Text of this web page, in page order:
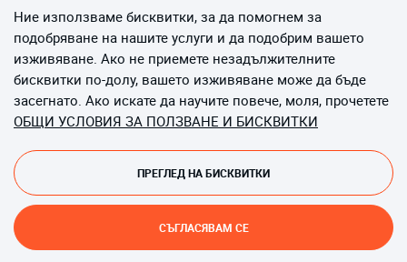
Copyright © 2013-до момента Magento, Inc. Всички права
Онлайн магазин от
Ние използваме бисквитки, за да помогнем за
подобряване на нашите услуги и да подобрим вашето
изживяване. Ако не приемете незадължителните
бисквитки по-долу, вашето изживяване може да бъде
засегнато. Ако искате да научите повече, моля, прочетете
ОБЩИ УСЛОВИЯ ЗА ПОЛЗВАНЕ И БИСКВИТКИ
СЪГЛАСЯВАМ СЕ
ПРЕГЛЕД НА БИСКВИТКИ